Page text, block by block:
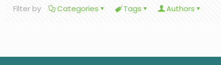
Filter by Categories Tags Authors